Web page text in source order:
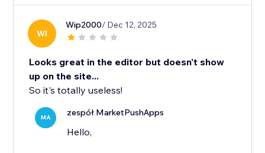
WI
Wip2000/ Dec 12, 2025
Looks great in the editor but doesn't show
up on the site...
So it's totally useless!
MA zespół MarketPushApps
Hello,